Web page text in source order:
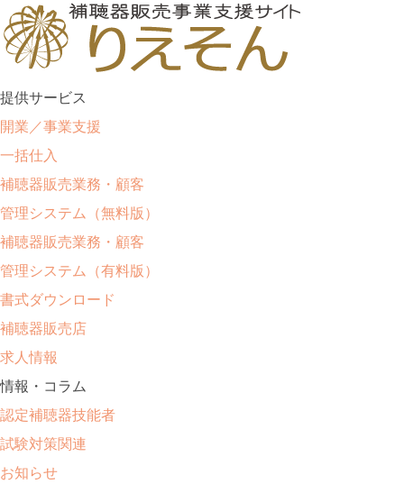
提供サービス
開業／事業支援
一括仕入
補聴器販売業務・顧客
管理システム（無料版）
補聴器販売業務・顧客
管理システム（有料版）
書式ダウンロード
補聴器販売店
求人情報
情報・コラム
認定補聴器技能者
試験対策関連
お知らせ